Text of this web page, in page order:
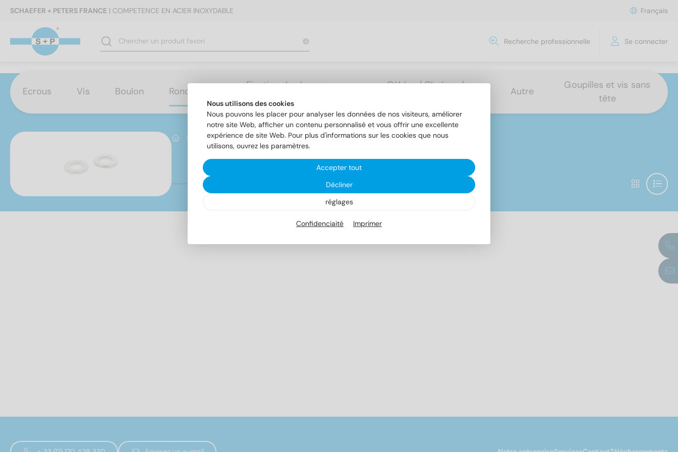
SCHAEFER + PETERS FRANCE | COMPETENCE EN ACIER INOXYDABLE Français
Recherche professionnelle Se connecter
Ecrous Vis Boulon Rondelles
Fixation de charges
lourdes
Câbles / Chaînes /
Autre
Goupilles et vis sans
tête
Rondelles Rondelles AFNOR NFE 25-514
NFE 25-514
Nous utilisons des cookies
Nous pouvons les placer pour analyser les données de nos visiteurs, améliorer
notre site Web, afficher un contenu personnalisé et vous offrir une excellente
expérience de site Web. Pour plus d'informations sur les cookies que nous
utilisons, ouvrez les paramètres.
Accepter tout
Décliner
réglages
Confidenciaité Imprimer